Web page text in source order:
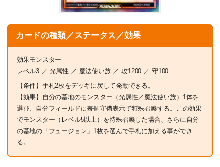
カードの種類／ステータス／効果
効果モンスター
レベル3 ／ 光属性 ／ 魔法使い族 ／ 攻1200 ／ 守100
【条件】手札2枚をデッキに戻して発動できる。
【効果】自分の墓地のモンスター（光属性／魔法使い族）1体を
選び、自分フィールドに表側守備表示で特殊召喚する。この効果
でモンスター（レベル5以上）を特殊召喚した場合、さらに自分
の墓地の「フュージョン」1枚を選んで手札に加える事ができ
る。